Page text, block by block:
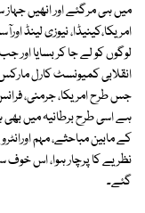
میں ہی مرگئے اور انھیں جہاز
امریکا،کینیڈا، نیوزی لینڈ
لوگوں کو لے جا کر بسایا
انقلابی کمیونسٹ کارل
جس طرح امریکا، جرمنی،
ہے اسی طرح برطانیہ میں بھی
کے مابین مباحثے، مہم
نظریے کا پرچار ہوا، اس خوف
گئے۔